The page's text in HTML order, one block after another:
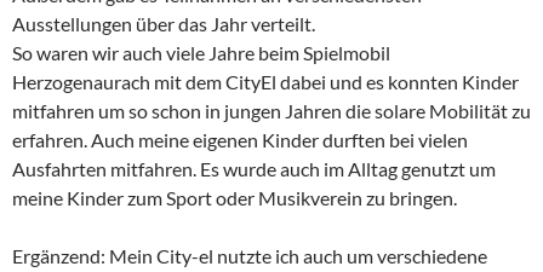
Ausstellungen über das Jahr verteilt.
So waren wir auch viele Jahre beim Spielmobil
Herzogenaurach mit dem CityEl dabei und es konnten Kinder
mitfahren um so schon in jungen Jahren die solare Mobilität zu
erfahren. Auch meine eigenen Kinder durften bei vielen
Ausfahrten mitfahren. Es wurde auch im Alltag genutzt um
meine Kinder zum Sport oder Musikverein zu bringen.
Ergänzend: Mein City-el nutzte ich auch um verschiedene